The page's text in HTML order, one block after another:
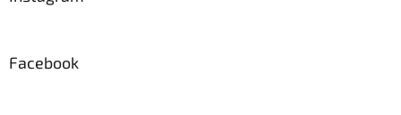
Facebook